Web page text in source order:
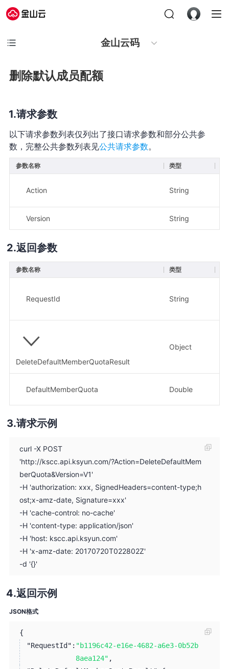
金山云码
删除默认成员配额
请求参数
以下请求参数列表仅列出了接口请求参数和部分公共参
数，完整公共参数列表见公共请求参数。
参数名称 类型
Action String
Version String
返回参数
参数名称 类型
RequestId String
DeleteDefaultMemberQuotaResult
Object
DefaultMemberQuota Double
请求示例
curl -X POST
'http://kscc.api.ksyun.com/?Action=DeleteDefaultMem
berQuota&Version=V1'
-H 'authorization: xxx, SignedHeaders=content-type;h
ost;x-amz-date, Signature=xxx'
-H 'cache-control: no-cache'
-H 'content-type: application/json'
-H 'host: kscc.api.ksyun.com'
-H 'x-amz-date: 20170720T022802Z'
-d '{}'
返回示例
JSON格式
{
"RequestId": "b1196c42-e16e-4682-a6e3-0b52b
8aea124" ,